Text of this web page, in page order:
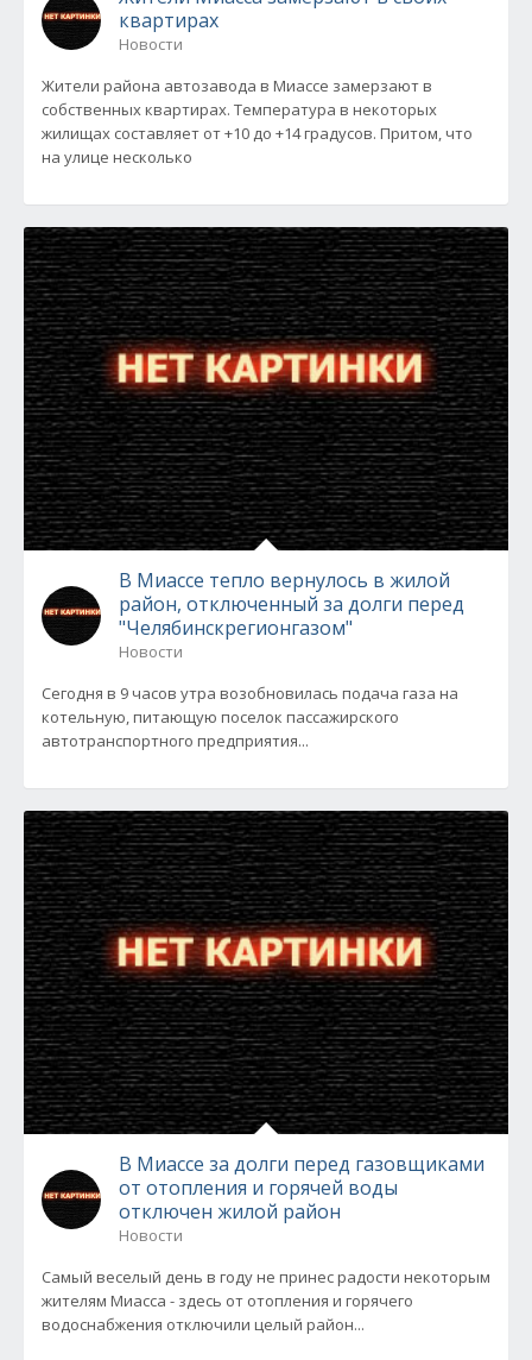
квартирах
Новости
Жители района автозавода в Миассе замерзают в
собственных квартирах. Температура в некоторых
жилищах составляет от +10 до +14 градусов. Притом, что
на улице несколько
В Миассе тепло вернулось в жилой
район, отключенный за долги перед
"Челябинскрегионгазом"
Новости
Сегодня в 9 часов утра возобновилась подача газа на
котельную, питающую поселок пассажирского
автотранспортного предприятия...
В Миассе за долги перед газовщиками
от отопления и горячей воды
отключен жилой район
Новости
Самый веселый день в году не принес радости некоторым
жителям Миасса - здесь от отопления и горячего
водоснабжения отключили целый район...